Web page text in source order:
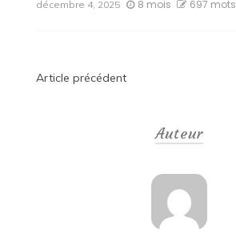
décembre 4, 2025 8 mois 697 mots
Navigation
Article précédent
Auteur